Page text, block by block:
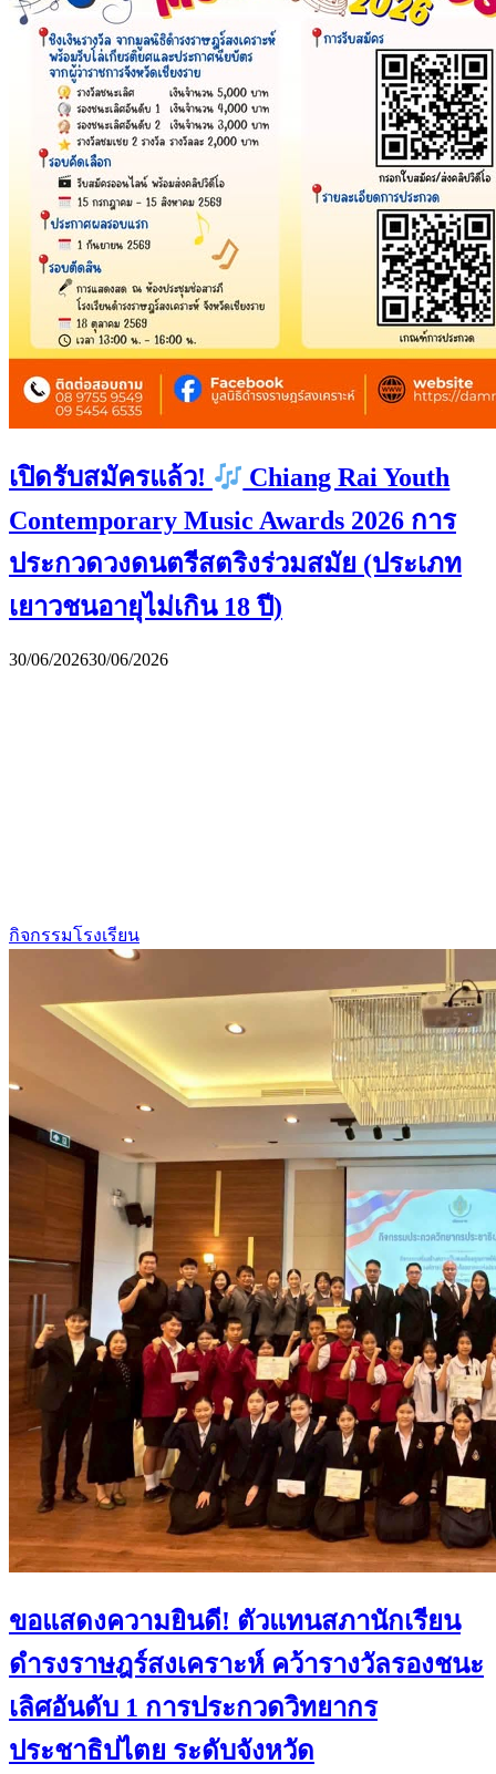
เปิดรับสมัครแล้ว!
Chiang Rai Youth
Contemporary Music Awards 2026 การ
ประกวดวงดนตรีสตริงร่วมสมัย (ประเภท
เยาวชนอายุไม่เกิน 18 ปี)
30/06/202630/06/2026
กิจกรรมโรงเรียน
ขอแสดงความยินดี! ตัวแทนสภานักเรียน
ดำรงราษฎร์สงเคราะห์ คว้ารางวัลรองชนะ
เลิศอันดับ 1 การประกวดวิทยากร
ประชาธิปไตย ระดับจังหวัด